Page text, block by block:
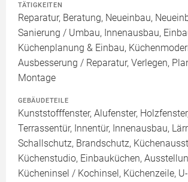
TÄTIGKEITEN
Reparatur, Beratung, Neueinbau,
Sanierung / Umbau, Innenausbau,
Küchenplanung & Einbau,
Ausbesserung / Reparatur, Verlegen,
Montage
GEBÄUDETEILE
Kunststofffenster, Alufenster,
Terrassentür, Innentür, Innenausbau,
Schallschutz, Brandschutz,
Küchenstudio, Einbauküchen,
Kücheninsel / Kochinsel, Küchenzeile,